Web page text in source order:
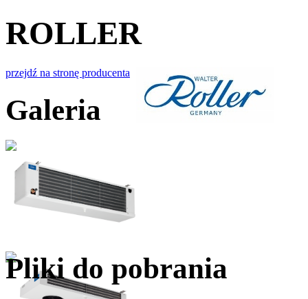
ROLLER
przejdź na stronę producenta
Galeria
Pliki do pobrania